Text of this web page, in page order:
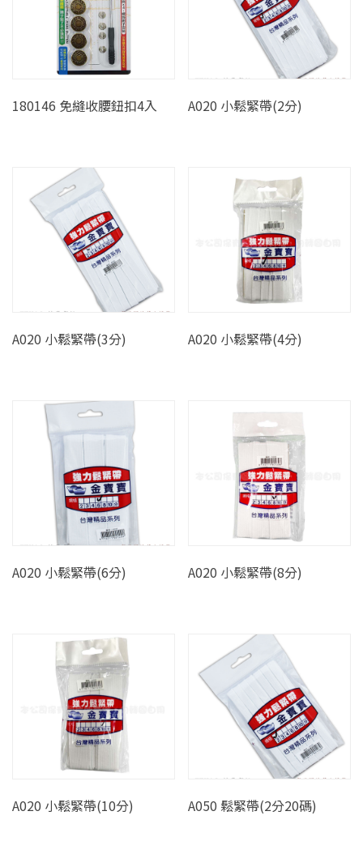
180146 免縫收腰鈕扣4入 A020 小鬆緊帶(2分)
A020 小鬆緊帶(3分) A020 小鬆緊帶(4分)
A020 小鬆緊帶(6分) A020 小鬆緊帶(8分)
A020 小鬆緊帶(10分) A050 鬆緊帶(2分20碼)